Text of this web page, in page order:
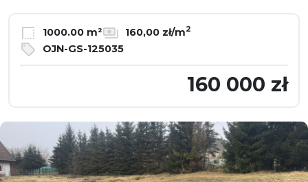
1000.00 m² 160,00 zł/m2
OJN-GS-125035
160 000 zł